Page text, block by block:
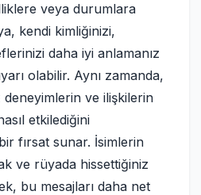
veya durumlara
kendi kimliğinizi,
daha iyi anlamanız
olabilir. Aynı zamanda,
deneyimlerin ve ilişkilerin
etkilediğini
fırsat sunar. İsimlerin
ve rüyada hissettiğiniz
bu mesajları daha net